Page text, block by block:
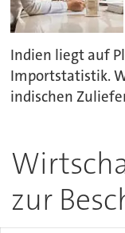
Indien liegt auf
Importstatistik.
indischen
zur